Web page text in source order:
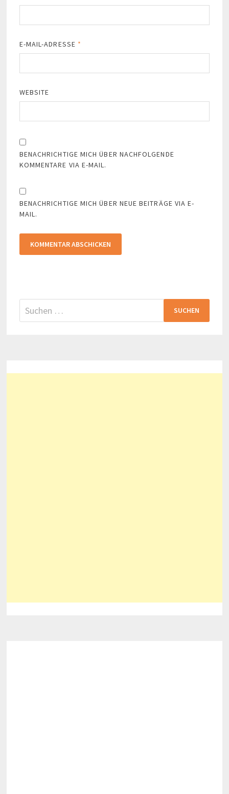
E-MAIL-ADRESSE *
WEBSITE
BENACHRICHTIGE MICH ÜBER NACHFOLGENDE
KOMMENTARE VIA E-MAIL.
BENACHRICHTIGE MICH ÜBER NEUE BEITRÄGE VIA E-
MAIL.
Suchen
nach: